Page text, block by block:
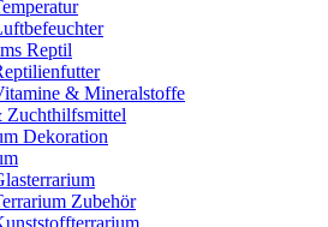
Reptil
& Mineralstoffe
Zuchthilfsmittel
Dekoration
Zubehör